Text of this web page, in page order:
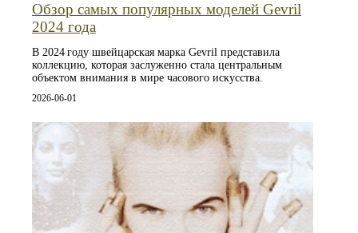
Обзор самых популярных моделей Gevril
2024 года
В 2024 году швейцарская марка Gevril представила
коллекцию, которая заслуженно стала центральным
объектом внимания в мире часового искусства.
2026-06-01